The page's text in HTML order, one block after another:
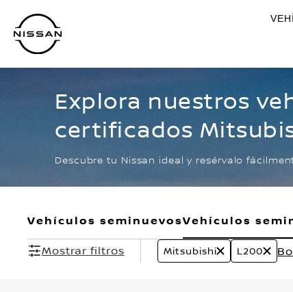
contenido
principal
Explora nuestros
certificados
Descubre tu Nissan ideal y resérvalo
Vehículos seminuevosVehículos
Mostrar filtros
Mitsubishi L200